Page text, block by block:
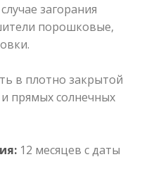
загорания
порошковые,
в плотно закрытой
прямых солнечных
12 месяцев с даты